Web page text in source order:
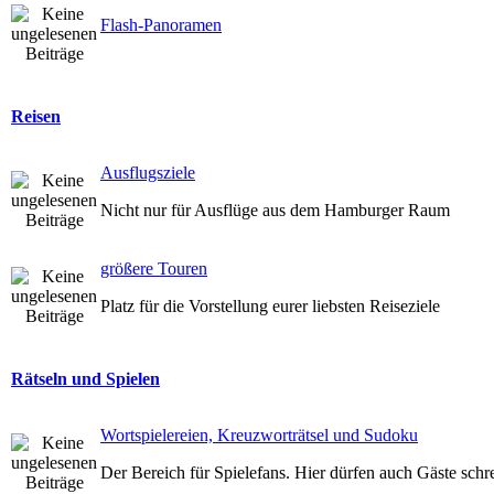
Flash-Panoramen
Reisen
Ausflugsziele
Nicht nur für Ausflüge aus dem Hamburger Raum
größere Touren
Platz für die Vorstellung eurer liebsten Reiseziele
Rätseln und Spielen
Wortspielereien, Kreuzworträtsel und Sudoku
Der Bereich für Spielefans. Hier dürfen auch Gäste